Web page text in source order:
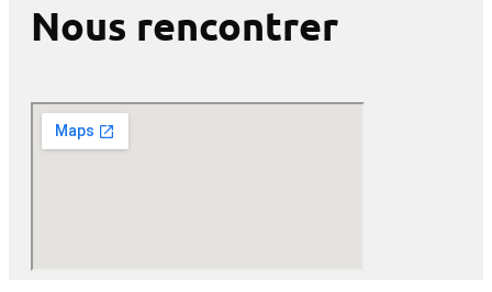
Nous rencontrer